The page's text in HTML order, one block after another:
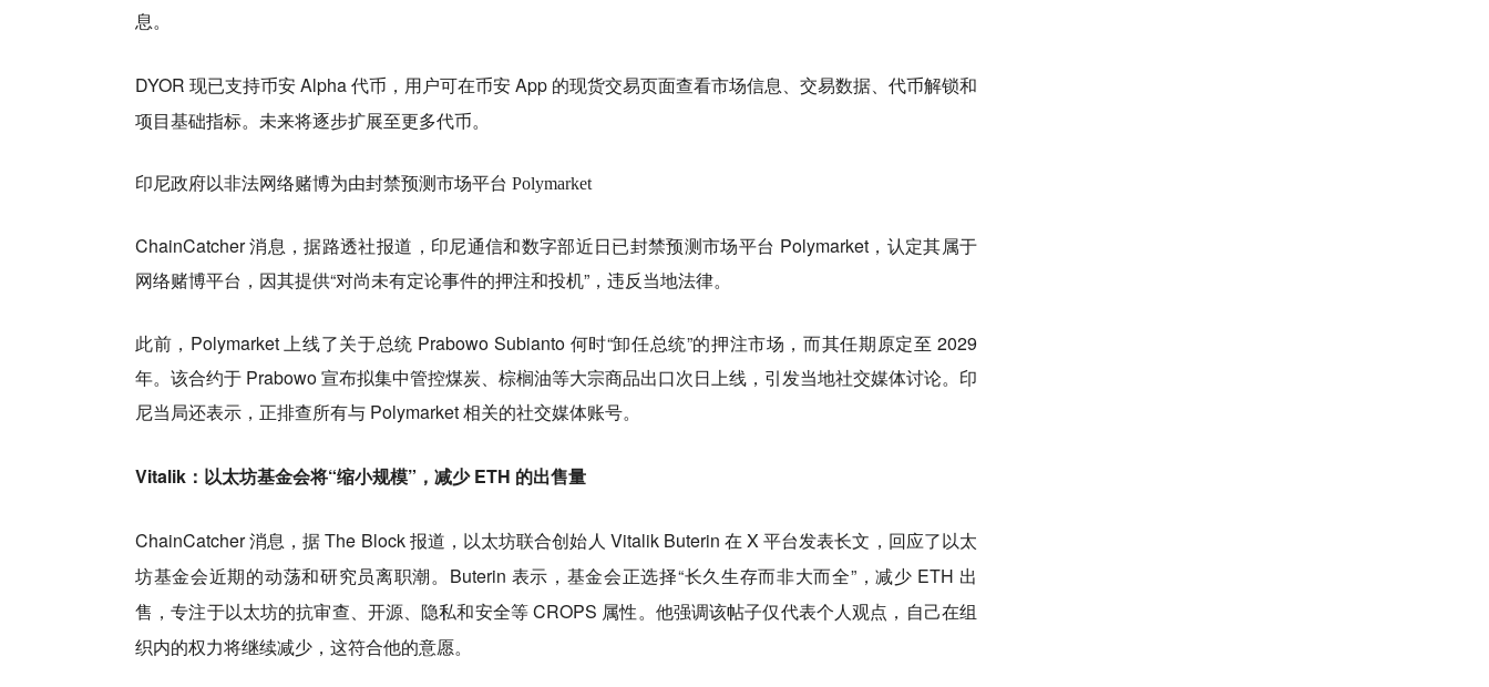
息。
DYOR 现已支持币安 Alpha 代币，用户可在币安 App 的现货交易页面查看市场信息、交易数据、代币解锁和
项目基础指标。未来将逐步扩展至更多代币。
印尼政府以非法网络赌博为由封禁预测市场平台 Polymarket
ChainCatcher 消息，据路透社报道，印尼通信和数字部近日已封禁预测市场平台 Polymarket，认定其属于
网络赌博平台，因其提供“对尚未有定论事件的押注和投机”，违反当地法律。
此前，Polymarket 上线了关于总统 Prabowo Subianto 何时“卸任总统”的押注市场，而其任期原定至 2029
年。该合约于 Prabowo 宣布拟集中管控煤炭、棕榈油等大宗商品出口次日上线，引发当地社交媒体讨论。印
尼当局还表示，正排查所有与 Polymarket 相关的社交媒体账号。
Vitalik：以太坊基金会将“缩小规模”，减少 ETH 的出售量
ChainCatcher 消息，据 The Block 报道，以太坊联合创始人 Vitalik Buterin 在 X 平台发表长文，回应了以太
坊基金会近期的动荡和研究员离职潮。Buterin 表示，基金会正选择“长久生存而非大而全”，减少 ETH 出
售，专注于以太坊的抗审查、开源、隐私和安全等 CROPS 属性。他强调该帖子仅代表个人观点，自己在组
织内的权力将继续减少，这符合他的意愿。